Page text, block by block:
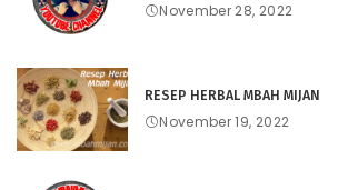
November 28, 2022
RESEP HERBAL MBAH MIJAN
November 19, 2022